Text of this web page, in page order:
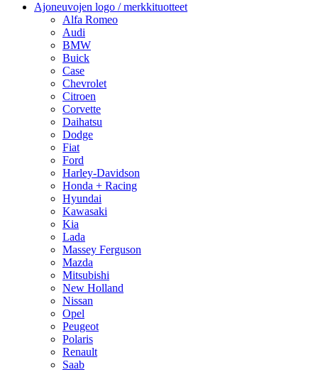
Ajoneuvojen logo / merkkituotteet
Alfa Romeo
Audi
BMW
Buick
Case
Chevrolet
Citroen
Corvette
Daihatsu
Dodge
Fiat
Ford
Harley-Davidson
Honda + Racing
Hyundai
Kawasaki
Kia
Lada
Massey Ferguson
Mazda
Mitsubishi
New Holland
Nissan
Opel
Peugeot
Polaris
Renault
Saab